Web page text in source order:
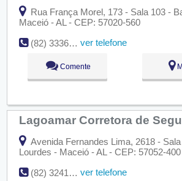
Rua França Morel, 173 - Sala 103 -
Maceió - AL - CEP: 57020-560
(82) 3336-3542
ver telefone
Comente
Lagoamar Corretora de
Avenida Fernandes Lima, 2618 -
Lourdes - Maceió - AL - CEP: 57052-400
(82) 3241-3777
ver telefone